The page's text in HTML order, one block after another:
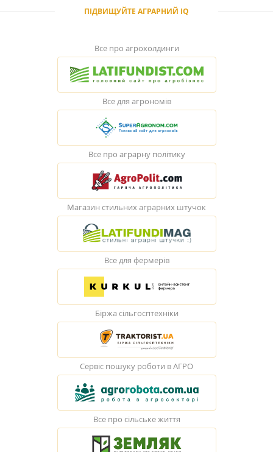
ПІДВИЩУЙТЕ АГРАРНИЙ IQ
Все про агрохолдинги
Все для агрономів
Все про аграрну політику
Магазин стильних аграрних штучок
Все для фермерів
Біржа сільгосптехніки
Сервіс пошуку роботи в АГРО
Все про сільське життя